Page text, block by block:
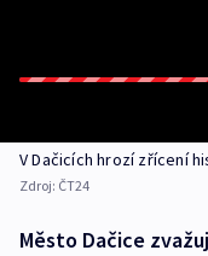
V Dačicích hrozí zřícení
Zdroj: ČT24
Město Dačice